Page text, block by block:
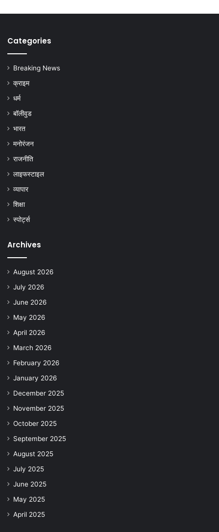
Categories
Breaking News
क्राइम
धर्म
बॉलीवुड
भारत
मनोरंजन
राजनीति
लाइफस्टाइल
व्यापार
शिक्षा
स्पोर्ट्स
Archives
August 2026
July 2026
June 2026
May 2026
April 2026
March 2026
February 2026
January 2026
December 2025
November 2025
October 2025
September 2025
August 2025
July 2025
June 2025
May 2025
April 2025